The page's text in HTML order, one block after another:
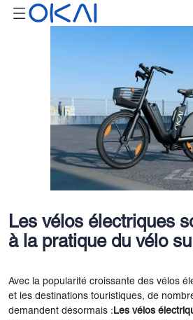
Les vélos électriques
à la pratique du vélo
Avec la popularité croissante des vélos
et les destinations touristiques, de
demandent désormais : Les vélos